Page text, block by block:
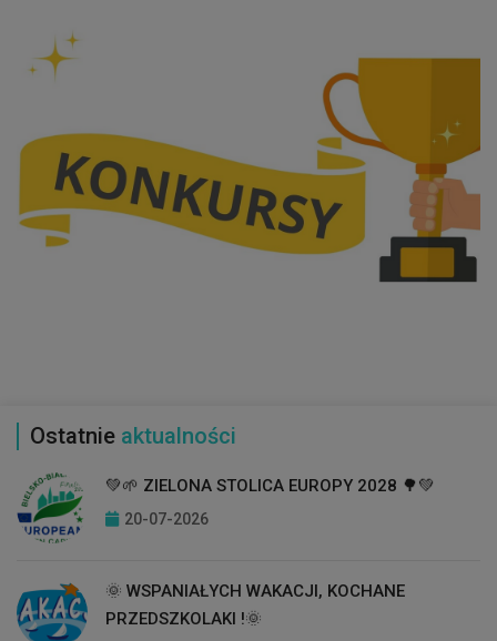
Ostatnie aktualności
💚🌱 ZIELONA STOLICA EUROPY 2028 🌳💚
20-07-2026
🌞 WSPANIAŁYCH WAKACJI, KOCHANE
PRZEDSZKOLAKI !🌞